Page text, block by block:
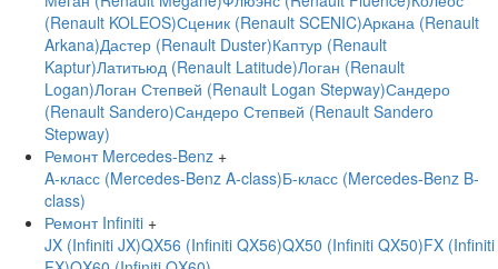
(Renault KOLEOS)Сценик (Renault SCENIC)Аркана (Renault
Arkana)Дастер (Renault Duster)Каптур (Renault
Kaptur)Латитьюд (Renault Latitude)Логан (Renault
Logan)Логан Степвей (Renault Logan Stepway)Сандеро
(Renault Sandero)Сандеро Степвей (Renault Sandero
Stepway)
Ремонт Mercedes-Benz +
A-класс (Mercedes-Benz A-class)Б-класс (Mercedes-Benz B-
class)
Ремонт Infiniti +
JX (Infiniti JX)QX56 (Infiniti QX56)QX50 (Infiniti QX50)FX (Infiniti